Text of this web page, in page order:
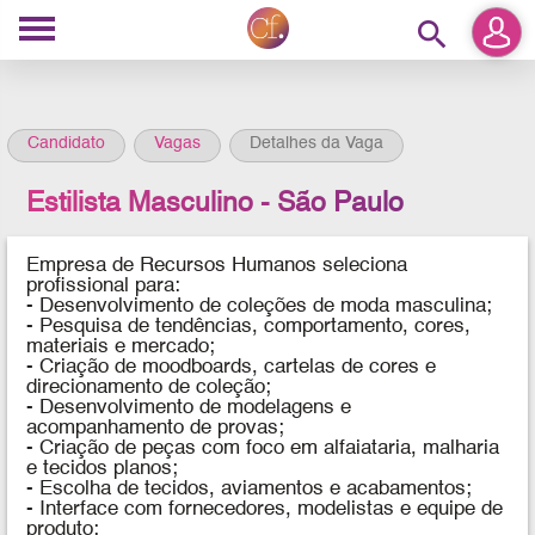
search
Candidato Vagas Detalhes da Vaga
Estilista Masculino - São Paulo
Empresa de Recursos Humanos seleciona
profissional para:
- Desenvolvimento de coleções de moda masculina;
- Pesquisa de tendências, comportamento, cores,
materiais e mercado;
- Criação de moodboards, cartelas de cores e
direcionamento de coleção;
- Desenvolvimento de modelagens e
acompanhamento de provas;
- Criação de peças com foco em alfaiataria, malharia
e tecidos planos;
- Escolha de tecidos, aviamentos e acabamentos;
- Interface com fornecedores, modelistas e equipe de
produto;